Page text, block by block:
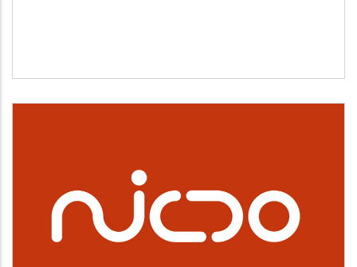
NICDO
Cultura, deporte y ocio